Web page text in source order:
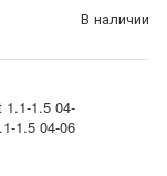
В наличии
1.5 04-
1.5 04-06